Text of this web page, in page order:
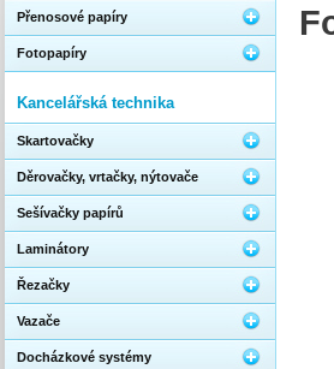
Přenosové papíry
Fotopapíry
Kancelářská technika
Skartovačky
Děrovačky, vrtačky, nýtovače
Sešívačky papírů
Laminátory
Řezačky
Vazače
Docházkové systémy